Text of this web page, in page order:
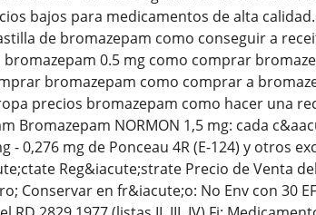
bajos para medicamentos de alta
de bromazepam como conseguir a
0.5 mg como comprar
bromazepam como comprar a
precios bromazepam como hacer una
Bromazepam NORMON 1,5 mg: cada
- 0,276 mg de Ponceau 4R (E-124) y otros
Reg&iacute;strate Precio de Venta
Conservar en fr&iacute;o: No Env con 30